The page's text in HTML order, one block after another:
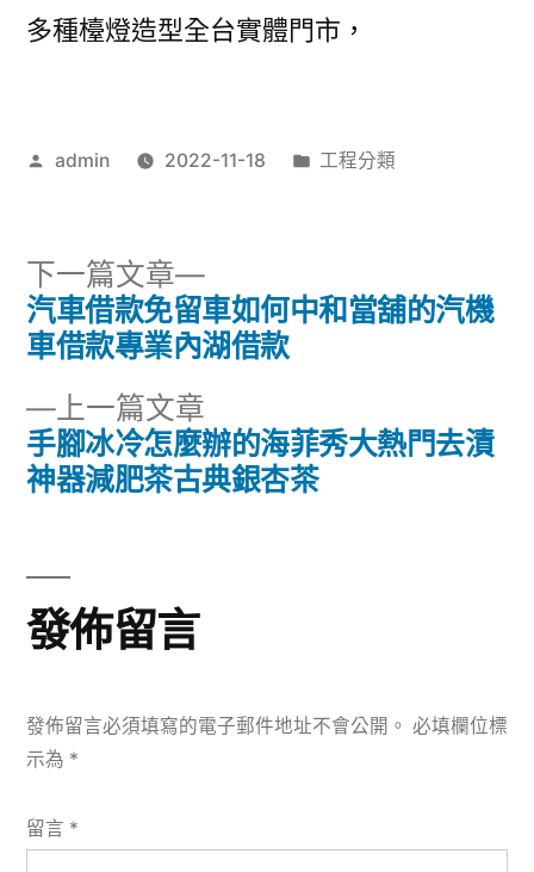
多種檯燈造型全台實體門市，
作
admin 2022-11-18
分
工程分類
文
導
覽
上一篇文章
一
篇
手腳冰冷怎麼辦的海菲秀大熱門去漬
神器減肥茶古典銀杏茶
下一篇文章
下
一
篇
汽車借款免留車如何中和當舖的汽機
車借款專業內湖借款
發佈留言
發佈留言必須填寫的電子郵件地址不會公開。 必填欄位標
示為 *
留言 *